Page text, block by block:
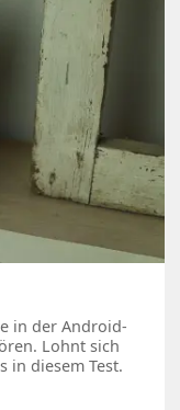
in der Android-
Lohnt sich
in diesem Test.